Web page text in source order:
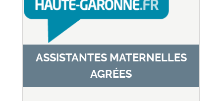
ASSISTANTES MATERNELLES
AGRÉES